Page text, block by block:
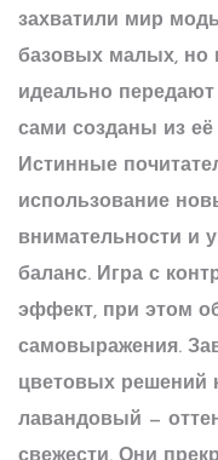
захватили мир
базовых малых, но
идеально
сами созданы из
Истинные
использование
внимательности и
баланс. Игра с
эффект, при этом
самовыражения.
цветовых решений
лавандовый —